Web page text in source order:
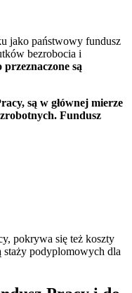
jako państwowy fundusz
bezrobocia i
przeznaczone są
są w głównej mierze
Fundusz
pokrywa się też koszty
staży podyplomowych dla